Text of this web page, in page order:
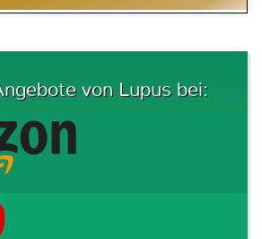
von Lupus bei: